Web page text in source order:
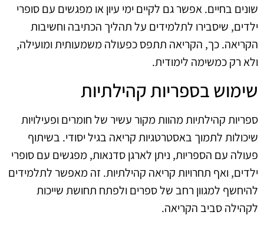
שונים בחיים. אפשר גם לקיים ימי עיון או מפגשים עם סופרי
ילדים, שיסבירו לתלמידים על תהליך הכתיבה וחשיבות
הקריאה. כך, הקריאה תתפס כפעולה משמעותית ומועילה,
ולא רק כמשימה לימודית.
שימוש בספריות קהילתיות
ספריות קהילתיות מהוות מקור עשיר של חומרים ופעילויות
שיכולות לתמוך באסטרטגיות קריאה בגיל יסודי. בשיתוף
פעולה עם הספריות, ניתן לארגן סדנאות, מפגשים עם סופרי
ילדים, ואף תחרויות קריאה קהילתיות. זה מאפשר לתלמידים
להיחשף למגוון רחב של ספרים ולפתח תחושת שייכות
לקהילה סביב הקריאה.